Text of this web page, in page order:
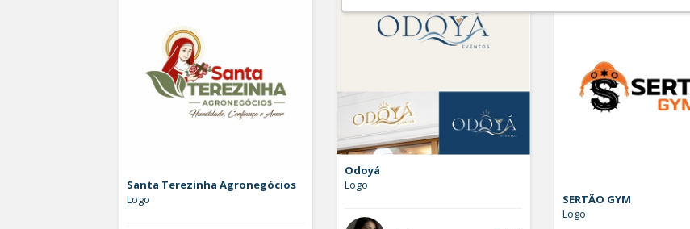
Odoyá
Logo
Santa Terezinha Agronegócios
Logo
SERTÃO GYM
Logo